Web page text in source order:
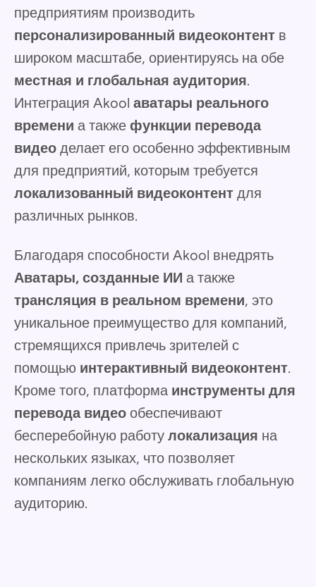
предприятиям производить
персонализированный видеоконтент в
широком масштабе, ориентируясь на обе
местная и глобальная аудитория.
Интеграция Akool аватары реального
времени а также функции перевода
видео делает его особенно эффективным
для предприятий, которым требуется
локализованный видеоконтент для
различных рынков.
Благодаря способности Akool внедрять
Аватары, созданные ИИ а также
трансляция в реальном времени, это
уникальное преимущество для компаний,
стремящихся привлечь зрителей с
помощью интерактивный видеоконтент.
Кроме того, платформа инструменты для
перевода видео обеспечивают
бесперебойную работу локализация на
нескольких языках, что позволяет
компаниям легко обслуживать глобальную
аудиторию.